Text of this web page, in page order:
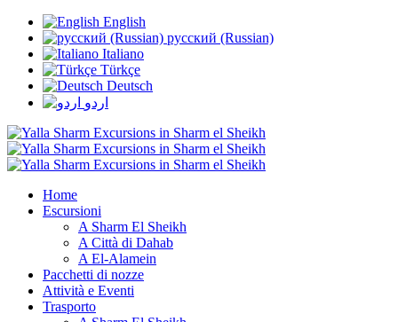
English
русский (Russian)
Italiano
Türkçe
Deutsch
اردو
Home
Escursioni
A Sharm El Sheikh
A Città di Dahab
A El-Alamein
Pacchetti di nozze
Attività e Eventi
Trasporto